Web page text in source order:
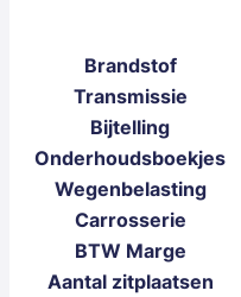
Brandstof
Transmissie
Bijtelling
Onderhoudsboekjes
Wegenbelasting
Carrosserie
BTW Marge
Aantal zitplaatsen